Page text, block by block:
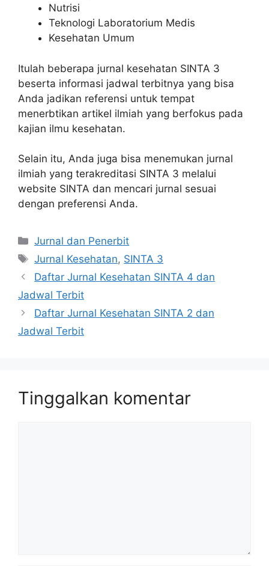
Nutrisi
Teknologi Laboratorium Medis
Kesehatan Umum
Itulah beberapa jurnal kesehatan SINTA 3
beserta informasi jadwal terbitnya yang bisa
Anda jadikan referensi untuk tempat
menerbtikan artikel ilmiah yang berfokus pada
kajian ilmu kesehatan.
Selain itu, Anda juga bisa menemukan jurnal
ilmiah yang terakreditasi SINTA 3 melalui
website SINTA dan mencari jurnal sesuai
dengan preferensi Anda.
Kategori
Jurnal dan Penerbit
Tag
Jurnal Kesehatan, SINTA 3
Daftar Jurnal Kesehatan SINTA 4 dan
Jadwal Terbit
Daftar Jurnal Kesehatan SINTA 2 dan
Jadwal Terbit
Tinggalkan komentar